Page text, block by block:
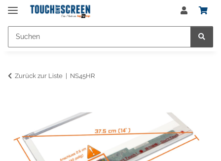
Zurück zur Liste NS45HR